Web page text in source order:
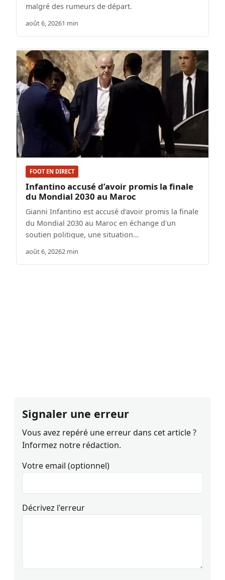
malgré des rumeurs de départ.
août 6, 20261 min
FOOT EN DIRECT
Infantino accusé d’avoir promis la finale
du Mondial 2030 au Maroc
Gianni Infantino est accusé d'avoir promis la finale
du Mondial 2030 au Maroc en échange d'un
soutien politique, une situation…
août 6, 20262 min
Signaler une erreur
Vous avez repéré une erreur dans cet article ?
Informez notre rédaction.
Votre email (optionnel)
Décrivez l'erreur